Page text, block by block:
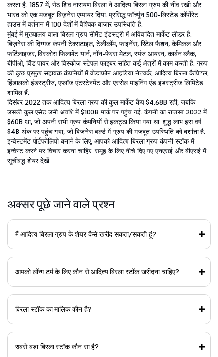
करता है. 1857 में, सेठ शिव नारायण बिरला ने आदित्य बिरला ग्रुप की नींव रखी और
भारत को एक मजबूत बिज़नेस एम्पायर दिया. प्रसिद्ध फॉर्च्यून 500-लिस्टेड कॉर्पोरेट
हाउस में वर्तमान में 100 देशों में वैश्विक बाजार उपस्थिति है.
मुंबई में मुख्यालय वाला बिरला ग्रुप सीमेंट इंडस्ट्री में अविवादित मार्केट लीडर है.
बिज़नेस की दिग्गज कंपनी टेक्सटाइल, टेलीकॉम, फाइनेंस, रिटेल फैशन, केमिकल और
फर्टिलाइज़र, विस्कोस फिलामेंट यार्न, नॉन-फेरस मेटल, स्पंज आयरन, कार्बन ब्लैक,
बीपीओ, विंड पावर और विस्कोज स्टेपल फाइबर सहित कई क्षेत्रों में काम करती है. ग्रुप
की कुछ प्रमुख सहायक कंपनियों में वोडाफोन आइडिया नेटवर्क, आदित्य बिरला कैपिटल,
हिंडालको इंडस्ट्रीज, एप्लॉज एंटरटेनमेंट और एस्सेल माइनिंग एंड इंडस्ट्रीज लिमिटेड
शामिल हैं.
दिसंबर 2022 तक आदित्य बिरला ग्रुप की कुल मार्केट कैप $4.68B रही, जबकि
उसकी कुल एसेट उसी अवधि में $100B मार्क पर पहुंच गई. कंपनी का राजस्व 2022 में
$60B था, जो अपनी सभी ग्रुप कंपनियों से इकट्ठा किया गया था. शुद्ध लाभ इस वर्ष
$4B अंक पर पहुंच गया, जो बिज़नेस वर्ल्ड में ग्रुप की मजबूत उपस्थिति को दर्शाता है.
इन्वेस्टमेंट पोर्टफोलियो बनाने के लिए, आपको आदित्य बिरला ग्रुप कंपनी स्टॉक में
इन्वेस्ट करने पर विचार करना चाहिए. समूह के लिए नीचे दिए गए एनएसई और बीएसई में
सूचीबद्ध शेयर देखें.
अक्सर पूछे जाने वाले प्रश्न
मैं आदित्य बिरला ग्रुप के शेयर कैसे खरीद सकता/सकती हूं?
आपको लॉन्ग टर्म के लिए कौन से आदित्य बिरला स्टॉक खरीदना चाहिए?
बिरला स्टॉक का मालिक कौन है?
सबसे बड़ा बिरला स्टॉक कौन सा है?